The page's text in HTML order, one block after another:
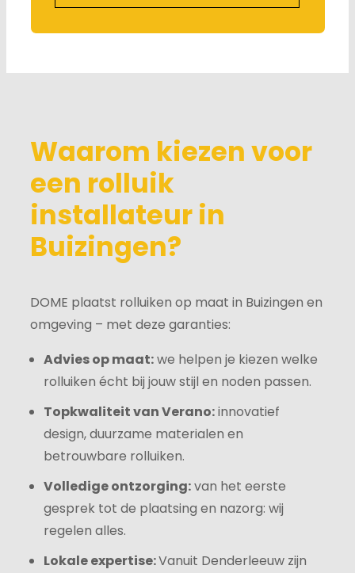
Waarom kiezen voor
een rolluik
installateur in
Buizingen?
DOME plaatst rolluiken op maat in Buizingen en
omgeving – met deze garanties:
Advies op maat:we helpen je kiezen welke
rolluiken écht bij jouw stijl en noden passen.
Topkwaliteit van Verano:innovatief
design, duurzame materialen en
betrouwbare rolluiken.
Volledige ontzorging:van het eerste
gesprek tot de plaatsing en nazorg: wij
regelen alles.
Lokale expertise:Vanuit Denderleeuw zijn